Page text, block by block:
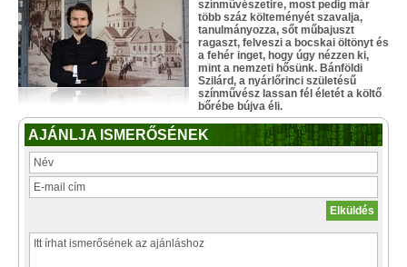
színművészetire, most pedig már
több száz költeményét szavalja,
tanulmányozza, sőt műbajuszt
ragaszt, felveszi a bocskai öltönyt és
a fehér inget, hogy úgy nézzen ki,
mint a nemzeti hősünk. Bánföldi
Szilárd, a nyárlőrinci születésű
színművész lassan fél életét a költő
bőrébe bújva éli.
AJÁNLJA ISMERŐSÉNEK